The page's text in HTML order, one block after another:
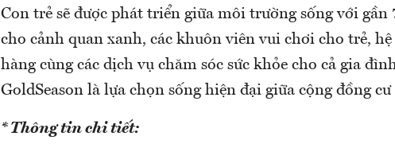
Con trẻ sẽ được phát triển giữa môi trường sống với
cho cảnh quan xanh, các khuôn viên vui chơi cho trẻ,
hàng cùng các dịch vụ chăm sóc sức khỏe cho cả gia
GoldSeason là lựa chọn sống hiện đại giữa cộng đồng
* Thông tin chi tiết: